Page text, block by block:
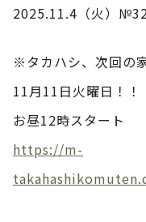
2025.11.4（火）
※タカハシ、次回の
11月11日火曜日！！
お昼12時スタート
https://m-